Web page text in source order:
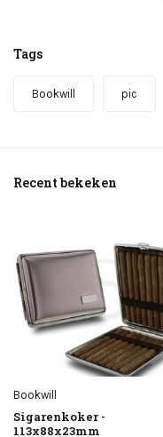
Tags
Bookwill pic
Recent bekeken
Bookwill
Sigarenkoker -
113x88x23mm